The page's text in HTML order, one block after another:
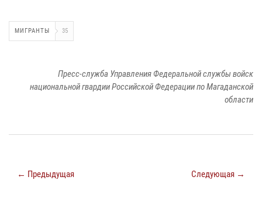
МИГРАНТЫ 35
Пресс-служба Управления Федеральной службы войск
национальной гвардии Российской Федерации по Магаданской
области
← Предыдущая Следующая →